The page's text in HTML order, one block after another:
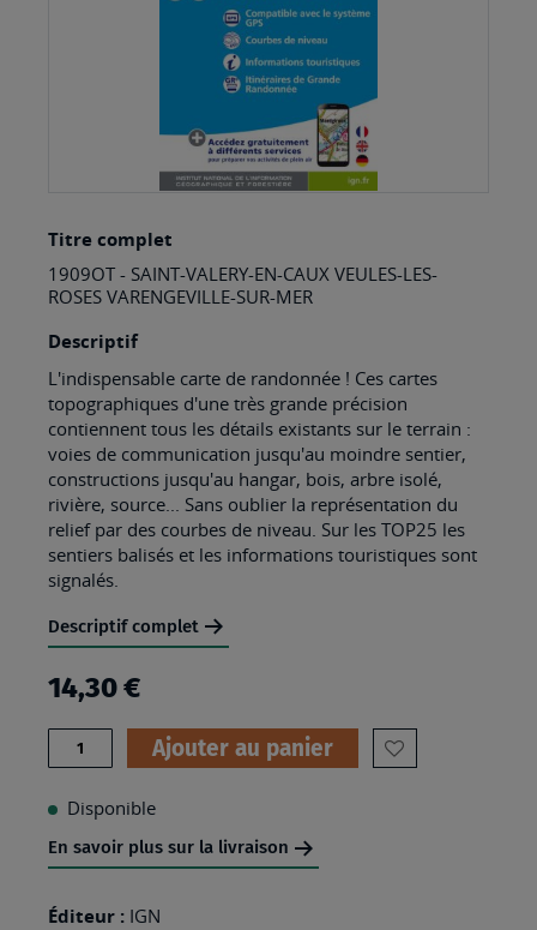
to
the
of
the
images
gallery
Titre complet
1909OT - SAINT-VALERY-EN-CAUX VEULES-LES-
ROSES VARENGEVILLE-SUR-MER
Descriptif
L'indispensable carte de randonnée ! Ces cartes
topographiques d'une très grande précision
contiennent tous les détails existants sur le terrain :
voies de communication jusqu'au moindre sentier,
constructions jusqu'au hangar, bois, arbre isolé,
rivière, source... Sans oublier la représentation du
relief par des courbes de niveau. Sur les TOP25 les
sentiers balisés et les informations touristiques sont
signalés.
Descriptif complet
14,30 €
Quantité Ajouter au panier
AJOUTER
Disponible
En savoir plus sur la livraison
Éditeur : IGN